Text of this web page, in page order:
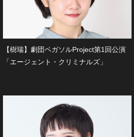
【樹瑞】劇団ペガソルProject第1回公演
「エージェント・クリミナルズ」